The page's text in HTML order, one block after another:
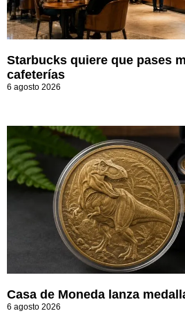
Starbucks quiere que pases
cafeterías
6 agosto 2026
Casa de Moneda lanza
6 agosto 2026